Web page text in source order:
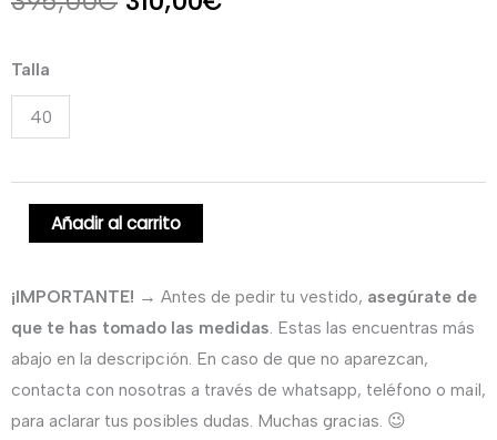
395,00€.310,00€.
Talla
40
Vestido
largo
Añadir al carrito
¡IMPORTANTE! → Antes de pedir tu vestido, asegúrate de
que te has tomado las medidas. Estas las encuentras más
abajo en la descripción. En caso de que no aparezcan,
contacta con nosotras a través de whatsapp, teléfono o mail,
para aclarar tus posibles dudas. Muchas gracias. 😉